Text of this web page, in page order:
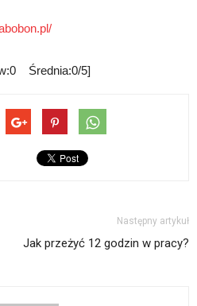
Średnia:0/5]
Następny artykuł
Jak przeżyć 12 godzin w pracy?